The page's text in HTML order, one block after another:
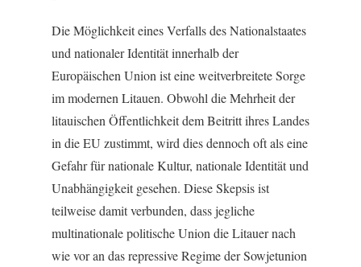
Die Möglichkeit eines Verfalls des Nationalstaates
und nationaler Identität innerhalb der
Europäischen Union ist eine weitverbreitete Sorge
im modernen Litauen. Obwohl die Mehrheit der
litauischen Öffentlichkeit dem Beitritt ihres Landes
in die EU zustimmt, wird dies dennoch oft als eine
Gefahr für nationale Kultur, nationale Identität und
Unabhängigkeit gesehen. Diese Skepsis ist
teilweise damit verbunden, dass jegliche
multinationale politische Union die Litauer nach
wie vor an das repressive Regime der Sowjetunion